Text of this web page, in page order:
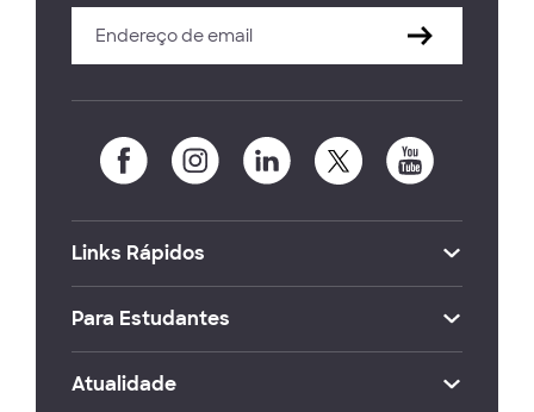
Links Rápidos
Para Estudantes
Atualidade